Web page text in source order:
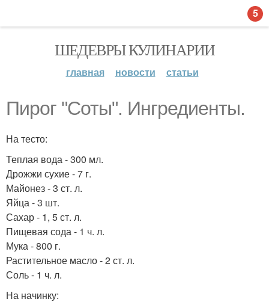
ШЕДЕВРЫ КУЛИНАРИИ
главная новости статьи
Пирог "Соты". Ингредиенты.
На тесто:
Теплая вода - 300 мл.
Дрожжи сухие - 7 г.
Майонез - 3 ст. л.
Яйца - 3 шт.
Сахар - 1, 5 ст. л.
Пищевая сода - 1 ч. л.
Мука - 800 г.
Растительное масло - 2 ст. л.
Соль - 1 ч. л.
На начинку:
5